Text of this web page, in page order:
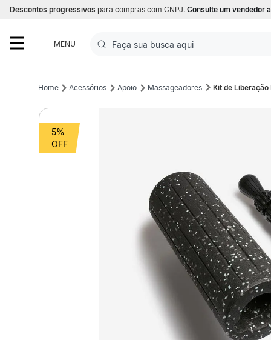
Descontos progressivos para compras com CNPJ. Consulte um vendedor
MENU
Faça sua busca aqui
1ºFutebol
Futebol Campo
Acessórios Apoio Massageadores Kit de
5%